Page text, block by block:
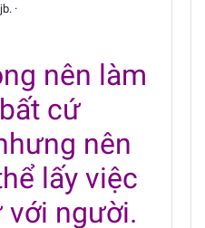
·
nên làm
cứ
nên
lấy việc
người.